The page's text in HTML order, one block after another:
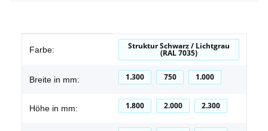
Produkteigenschaft
Wert
Farbe: Struktur Schwarz / Lichtgrau
(RAL 7035)
Breite in mm: 1.300 750 1.000
Höhe in mm: 1.800 2.000 2.300